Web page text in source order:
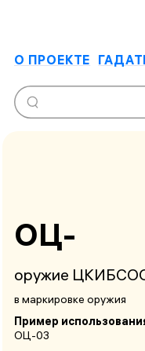
О ПРОЕКТЕ
ОЦ-
оружие
в маркировке оружия
Пример
ОЦ-03